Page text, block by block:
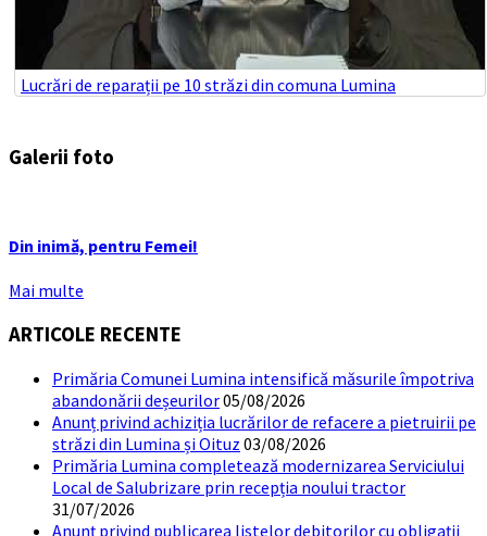
Lucrări de reparații pe 10 străzi din comuna Lumina
Galerii foto
Din inimă, pentru Femei!
Mai multe
ARTICOLE RECENTE
Primăria Comunei Lumina intensifică măsurile împotriva
abandonării deșeurilor05/08/2026
Anunț privind achiziția lucrărilor de refacere a pietruirii pe
străzi din Lumina și Oituz 03/08/2026
Primăria Lumina completează modernizarea Serviciului
Local de Salubrizare prin recepția noului tractor
31/07/2026
Anunț privind publicarea listelor debitorilor cu obligații